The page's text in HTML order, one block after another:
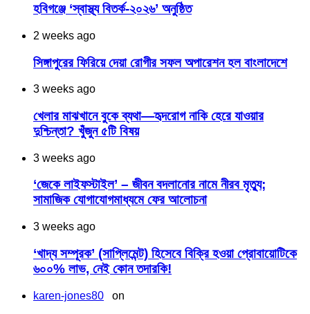
হবিগঞ্জে ‘স্বাস্থ্য বিতর্ক-২০২৬’ অনুষ্ঠিত
2 weeks ago
সিঙ্গাপুরের ফিরিয়ে দেয়া রোগীর সফল অপারেশন হল বাংলাদেশে
3 weeks ago
খেলার মাঝখানে বুকে ব্যথা—হৃদরোগ নাকি হেরে যাওয়ার
দুশ্চিন্তা? খুঁজুন ৫টি বিষয়
3 weeks ago
‘জেকে লাইফস্টাইল’ – জীবন বদলানোর নামে নীরব মৃত্যু;
সামাজিক যোগাযোগমাধ্যমে ফের আলোচনা
3 weeks ago
‘খাদ্য সম্পূরক’ (সাপ্লিমেন্ট) হিসেবে বিক্রি হওয়া প্রোবায়োটিকে
৬০০% লাভ, নেই কোন তদারকি!
karen-jones80 on